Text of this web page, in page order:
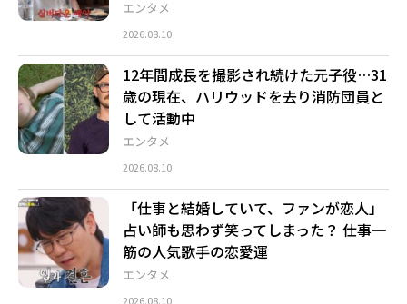
エンタメ
2026.08.10
エンタメ
12年間成長を撮影され続けた元子役…31
歳の現在、ハリウッドを去り消防団員と
して活動中
2026.08.10
エンタメ
「仕事と結婚していて、ファンが恋人」
占い師も思わず笑ってしまった？ 仕事一
筋の人気歌手の恋愛運
2026.08.10